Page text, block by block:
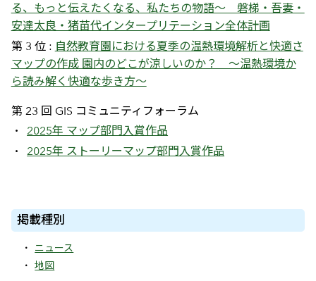
る、もっと伝えたくなる、私たちの物語～ 磐梯・吾妻・
安達太良・猪苗代インタープリテーション全体計画
第 3 位 : 自然教育園における夏季の温熱環境解析と快適さ
マップの作成 園内のどこが涼しいのか？ ～温熱環境か
ら読み解く快適な歩き方～
第 23 回 GIS コミュニティフォーラム
2025年 マップ部門入賞作品
2025年 ストーリーマップ部門入賞作品
掲載種別
ニュース
地図